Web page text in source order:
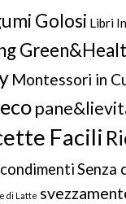
Golosi Libri
Montessori in
Facili
Senza
di Latte